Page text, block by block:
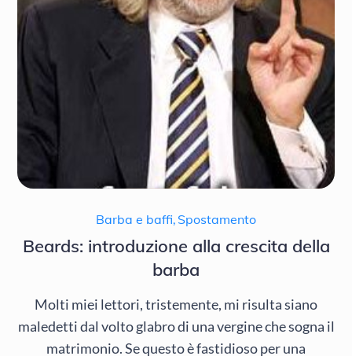
Barba e baffi, Spostamento
Beards: introduzione alla crescita della
barba
Molti miei lettori, tristemente, mi risulta siano
maledetti dal volto glabro di una vergine che sogna il
matrimonio. Se questo è fastidioso per una